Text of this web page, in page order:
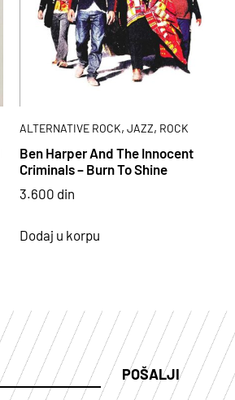
ALTERNATIVE ROCK,JAZZ, ROCK
Ben Harper And The Innocent
Criminals – Burn To Shine
3.600 din
Dodaj u korpu
POŠALJI